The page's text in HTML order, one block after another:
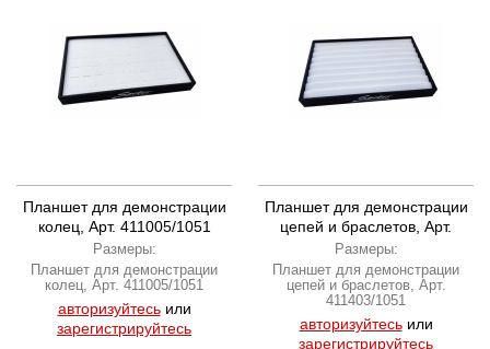
Планшет для демонстрации
колец, Арт. 411005/1051
Размеры:
Планшет для демонстрации
колец, Арт. 411005/1051
авторизуйтесьили
зарегистрируйтесь
Планшет для демонстрации
цепей и браслетов, Арт.
411403/1051
Размеры:
Планшет для демонстрации
цепей и браслетов, Арт.
411403/1051
авторизуйтесьили
зарегистрируйтесь